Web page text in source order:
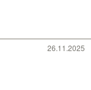
26.11.2025